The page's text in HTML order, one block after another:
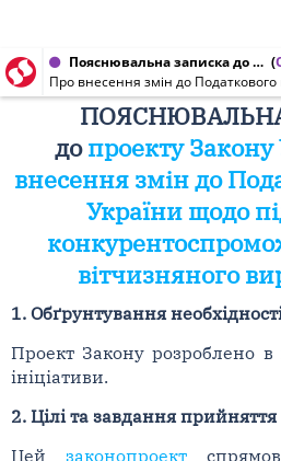
Пояснювальна записка до проекту Закону України від 29.02.2012 № 10134 (